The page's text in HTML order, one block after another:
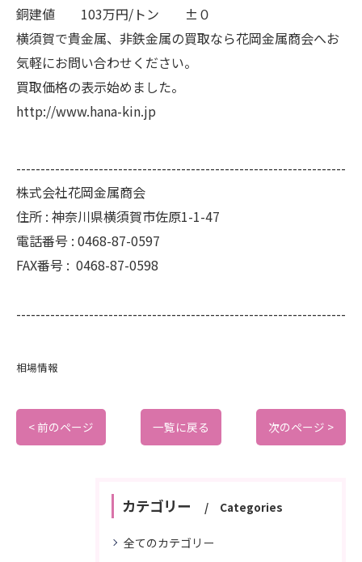
銅建値 103万円/トン ±０
横須賀で貴金属、非鉄金属の買取なら花岡金属商会へお
気軽にお問い合わせください。
買取価格の表示始めました。
http://www.hana-kin.jp
--------------------------------------------------------------------
株式会社花岡金属商会
住所 : 神奈川県横須賀市佐原1-1-47
電話番号 : 0468-87-0597
FAX番号 : 0468-87-0598
--------------------------------------------------------------------
相場情報
< 前のページ 一覧に戻る 次のページ >
カテゴリー Categories
全てのカテゴリー